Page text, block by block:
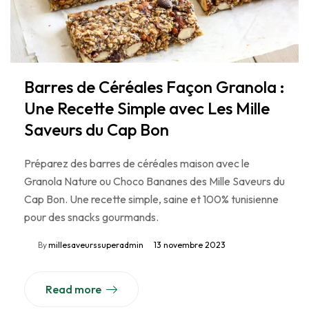
Barres de Céréales Façon Granola :
Une Recette Simple avec Les Mille
Saveurs du Cap Bon
Préparez des barres de céréales maison avec le
Granola Nature ou Choco Bananes des Mille Saveurs du
Cap Bon. Une recette simple, saine et 100% tunisienne
pour des snacks gourmands.
Bymillesaveurssuperadmin 13 novembre 2023
Read more